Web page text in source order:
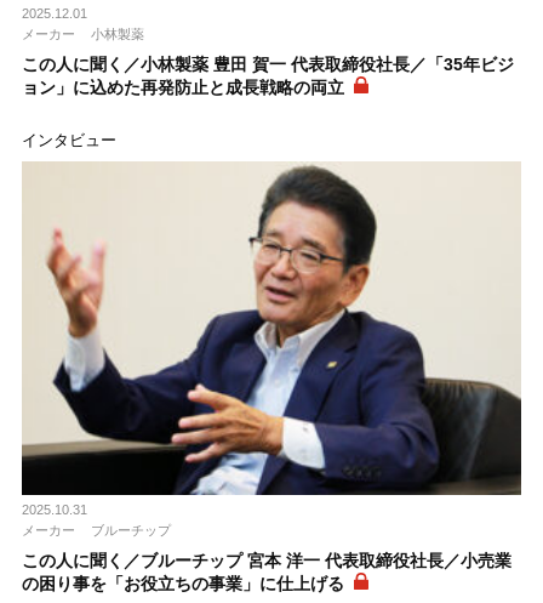
2025.12.01
メーカー
小林製薬
この人に聞く／小林製薬 豊田 賀一 代表取締役社長／「35年ビジ
ョン」に込めた再発防止と成長戦略の両立
インタビュー
2025.10.31
メーカー
ブルーチップ
この人に聞く／ブルーチップ 宮本 洋一 代表取締役社長／小売業
の困り事を「お役立ちの事業」に仕上げる